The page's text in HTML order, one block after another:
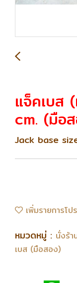
แจ็คเบส
cm. (มือ
Jack base
เพิ่มรายการโป
หมวดหมู่ : นั่งร้
เบส (มือสอง)